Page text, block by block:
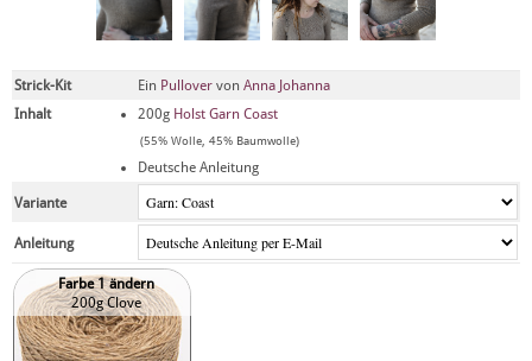
Strick-Kit Ein Pullover von Anna Johanna
Inhalt
200g Holst Garn Coast
(55% Wolle, 45% Baumwolle)
Deutsche Anleitung
Variante
Anleitung
Farbe 1 ändern
200g Clove